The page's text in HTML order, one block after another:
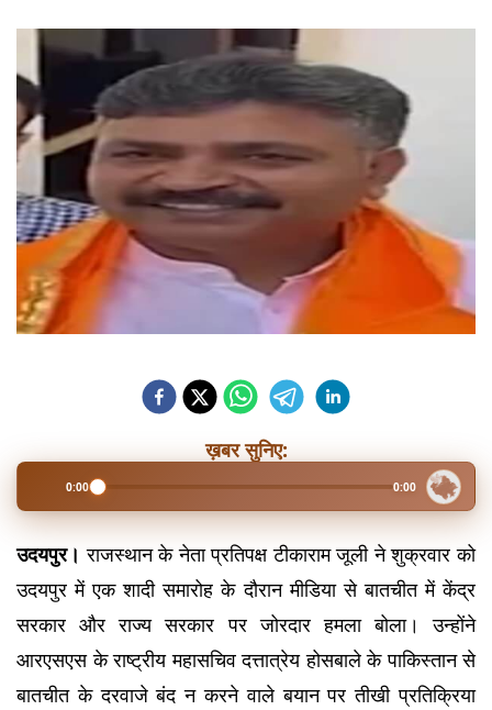
ख़बर सुनिए:
0:00 0:00
उदयपुर। राजस्थान के नेता प्रतिपक्ष टीकाराम जूली ने शुक्रवार को
उदयपुर में एक शादी समारोह के दौरान मीडिया से बातचीत में केंद्र
सरकार और राज्य सरकार पर जोरदार हमला बोला। उन्होंने
आरएसएस के राष्ट्रीय महासचिव दत्तात्रेय होसबाले के पाकिस्तान से
बातचीत के दरवाजे बंद न करने वाले बयान पर तीखी प्रतिक्रिया